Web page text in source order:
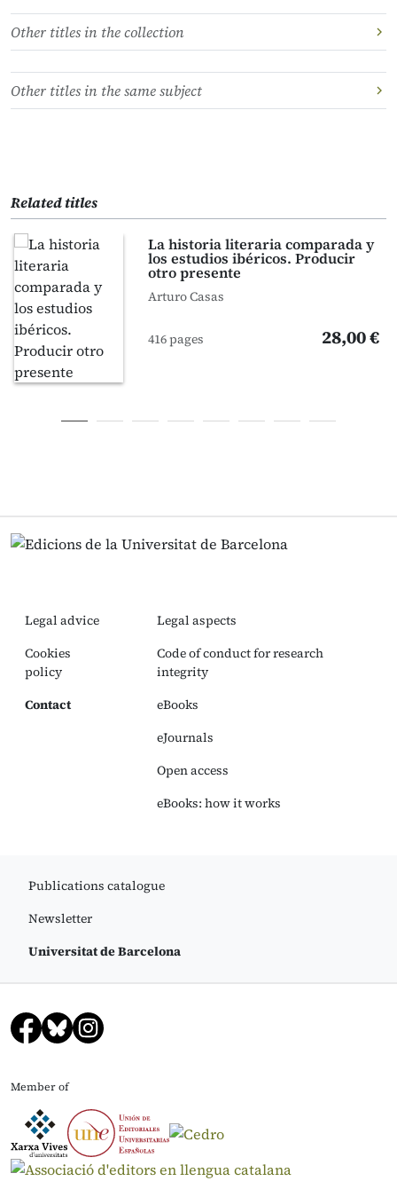
Other titles in the collection
Other titles in the same subject
Related titles
La historia literaria comparada y
los estudios ibéricos. Producir
otro presente
Arturo Casas
416 pages 28,00 €
Legal advice
Cookies
policy
Contact
Legal aspects
Code of conduct for research
integrity
eBooks
eJournals
Open access
eBooks: how it works
Publications catalogue
Newsletter
Universitat de Barcelona
Member of